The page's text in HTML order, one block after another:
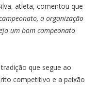
atleta, comentou que
a organização
um bom campeonato
que segue ao
competitivo e a paixão